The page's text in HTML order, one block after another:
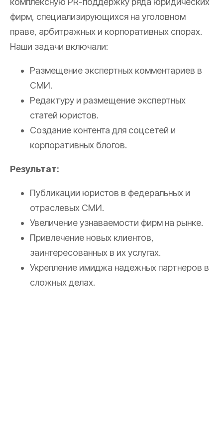
фирм, специализирующихся на уголовном
праве, арбитражных и корпоративных спорах.
Наши задачи включали:
Размещение экспертных комментариев в
СМИ.
Редактуру и размещение экспертных
статей юристов.
Создание контента для соцсетей и
корпоративных блогов.
Результат:
Публикации юристов в федеральных и
отраслевых СМИ.
Увеличение узнаваемости фирм на рынке.
Привлечение новых клиентов,
заинтересованных в их услугах.
Укрепление имиджа надежных партнеров в
сложных делах.